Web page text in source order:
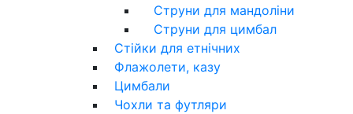
Струни для мандоліни
Струни для цимбал
Стійки для етнічних
Флажолети, казу
Цимбали
Чохли та футляри